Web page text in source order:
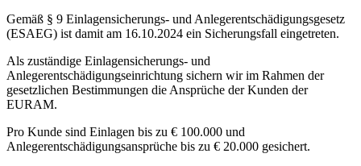
Gemäß § 9 Einlagensicherungs- und Anlegerentschädigungsgesetz
(ESAEG) ist damit am 16.10.2024 ein Sicherungsfall eingetreten.
Als zuständige Einlagensicherungs- und
Anlegerentschädigungseinrichtung sichern wir im Rahmen der
gesetzlichen Bestimmungen die Ansprüche der Kunden der
EURAM.
Pro Kunde sind Einlagen bis zu € 100.000 und
Anlegerentschädigungsansprüche bis zu € 20.000 gesichert.